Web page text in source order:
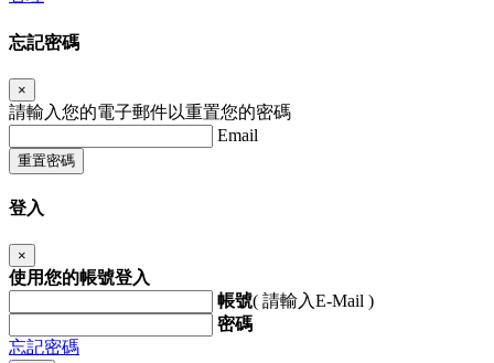
忘記密碼
×
請輸入您的電子郵件以重置您的密碼
Email
重置密碼
登入
×
使用您的帳號登入
帳號( 請輸入E-Mail )
密碼
忘記密碼